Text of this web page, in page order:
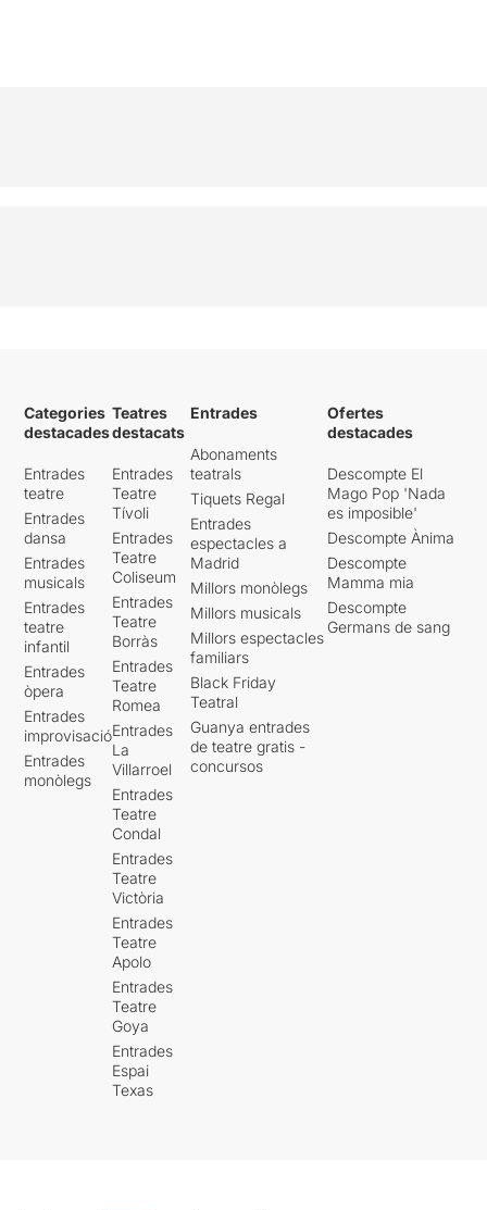
Categories
destacades
Entrades
teatre
Entrades
dansa
Entrades
musicals
Entrades
teatre
infantil
Entrades
òpera
Entrades
improvisació
Entrades
monòlegs
Teatres
destacats
Entrades
Teatre
Tívoli
Entrades
Teatre
Coliseum
Entrades
Teatre
Borràs
Entrades
Teatre
Romea
Entrades
La
Villarroel
Entrades
Teatre
Condal
Entrades
Teatre
Victòria
Entrades
Teatre
Apolo
Entrades
Teatre
Goya
Entrades
Espai
Texas
Entrades
Abonaments
teatrals
Tiquets Regal
Entrades
espectacles a
Madrid
Millors monòlegs
Millors musicals
Millors espectacles
familiars
Black Friday
Teatral
Guanya entrades
de teatre gratis -
concursos
Ofertes
destacades
Descompte El
Mago Pop 'Nada
es imposible'
Descompte Ànima
Descompte
Mamma mia
Descompte
Germans de sang